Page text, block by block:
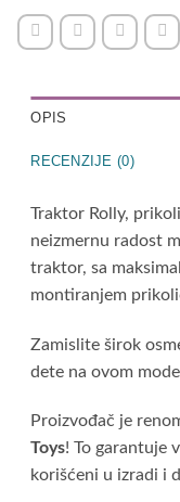
OPIS
RECENZIJE (0)
Traktor Rolly,
neizmernu radost
traktor, sa
montiranjem
Zamislite širok
dete na ovom
Proizvođač je
Toys! To garantuje
korišćeni u izradi i